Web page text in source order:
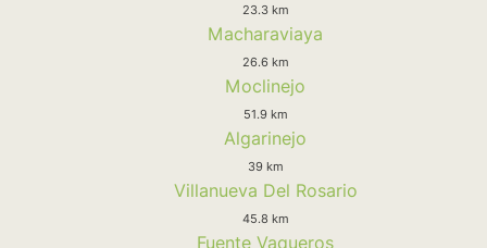
23.3 km
Macharaviaya
26.6 km
Moclinejo
51.9 km
Algarinejo
39 km
Villanueva Del Rosario
45.8 km
Fuente Vaqueros